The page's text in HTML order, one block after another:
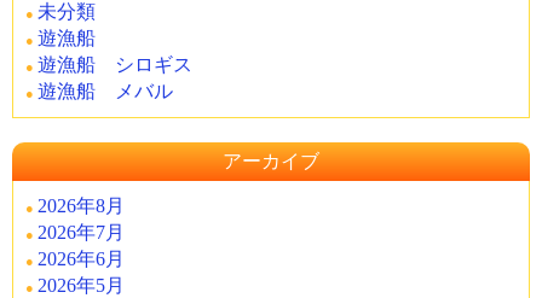
未分類
遊漁船
遊漁船 シロギス
遊漁船 メバル
アーカイブ
2026年8月
2026年7月
2026年6月
2026年5月